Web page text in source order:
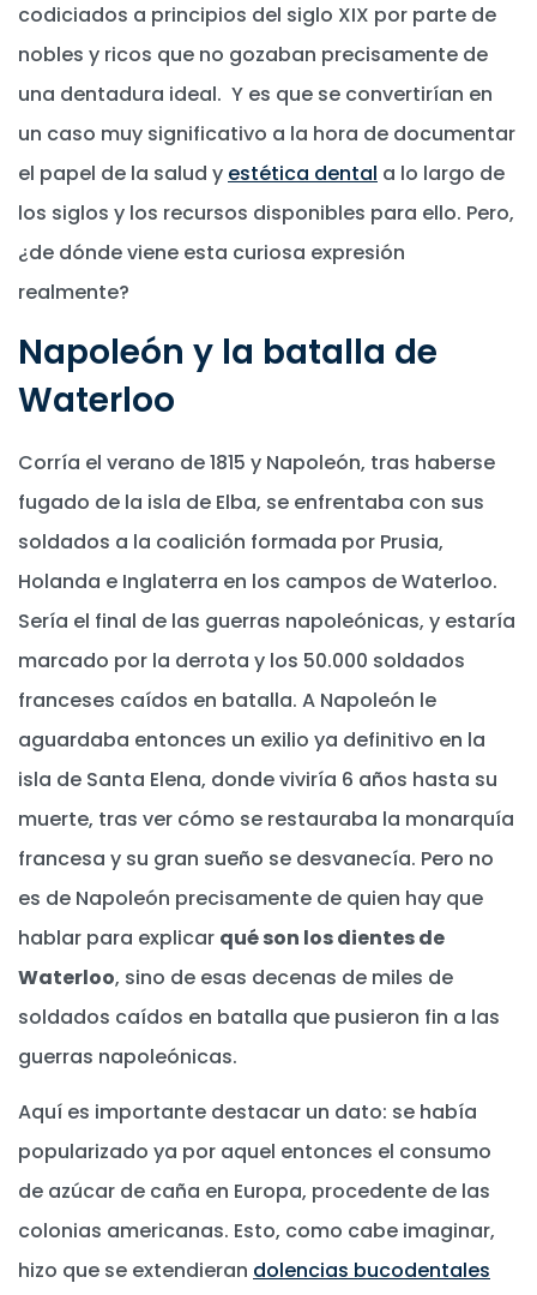
codiciados a principios del siglo XIX por parte de
nobles y ricos que no gozaban precisamente de
una dentadura ideal. Y es que se convertirían en
un caso muy significativo a la hora de documentar
el papel de la salud y estética dental a lo largo de
los siglos y los recursos disponibles para ello. Pero,
¿de dónde viene esta curiosa expresión
realmente?
Napoleón y la batalla de
Waterloo
Corría el verano de 1815 y Napoleón, tras haberse
fugado de la isla de Elba, se enfrentaba con sus
soldados a la coalición formada por Prusia,
Holanda e Inglaterra en los campos de Waterloo.
Sería el final de las guerras napoleónicas, y estaría
marcado por la derrota y los 50.000 soldados
franceses caídos en batalla. A Napoleón le
aguardaba entonces un exilio ya definitivo en la
isla de Santa Elena, donde viviría 6 años hasta su
muerte, tras ver cómo se restauraba la monarquía
francesa y su gran sueño se desvanecía. Pero no
es de Napoleón precisamente de quien hay que
hablar para explicar qué son los dientes de
Waterloo, sino de esas decenas de miles de
soldados caídos en batalla que pusieron fin a las
guerras napoleónicas.
Aquí es importante destacar un dato: se había
popularizado ya por aquel entonces el consumo
de azúcar de caña en Europa, procedente de las
colonias americanas. Esto, como cabe imaginar,
hizo que se extendieran dolencias bucodentales